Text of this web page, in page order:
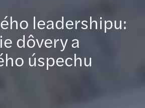
leadershipu:
dôvery a
úspechu